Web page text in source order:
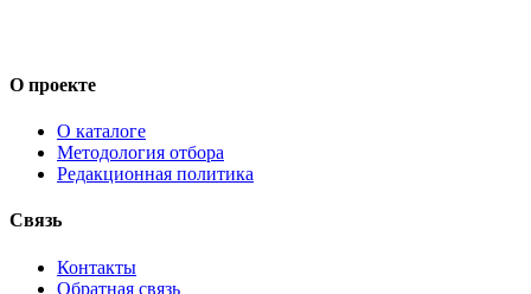
О проекте
О каталоге
Методология отбора
Редакционная политика
Связь
Контакты
Обратная связь